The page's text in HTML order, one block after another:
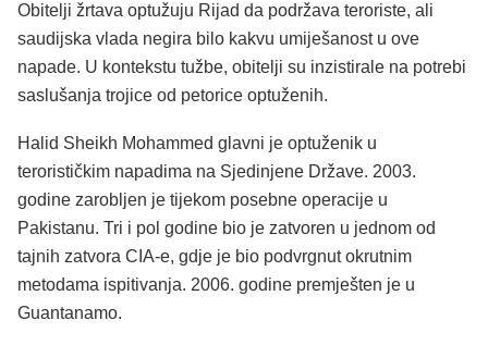
Obitelji žrtava optužuju Rijad da podržava teroriste, ali
saudijska vlada negira bilo kakvu umiješanost u ove
napade. U kontekstu tužbe, obitelji su inzistirale na potrebi
saslušanja trojice od petorice optuženih.
Halid Sheikh Mohammed glavni je optuženik u
terorističkim napadima na Sjedinjene Države. 2003.
godine zarobljen je tijekom posebne operacije u
Pakistanu. Tri i pol godine bio je zatvoren u jednom od
tajnih zatvora CIA-e, gdje je bio podvrgnut okrutnim
metodama ispitivanja. 2006. godine premješten je u
Guantanamo.